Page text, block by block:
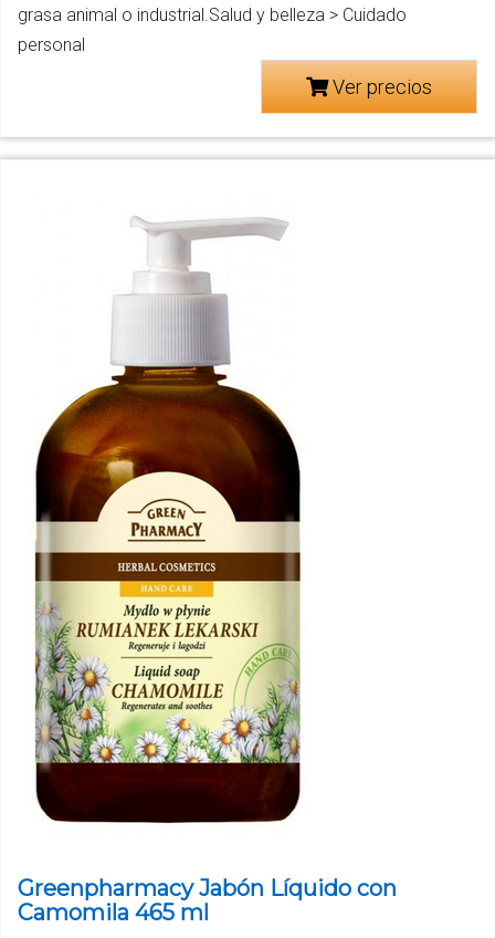
grasa animal o industrial.Salud y belleza > Cuidado
personal
Ver precios
Greenpharmacy Jabón Líquido con
Camomila 465 ml